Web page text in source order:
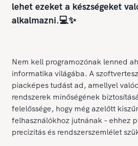
lehet ezeket a készségeket
alkalmazni.💻✨
Nem kell programozónak lenned
informatika világába. A
piacképes tudást ad, amellyel
rendszerek minőségének
felelőssége, hogy még azelőtt
felhasználókhoz jutnának – ehhez
precizitás és rendszerszemlélet